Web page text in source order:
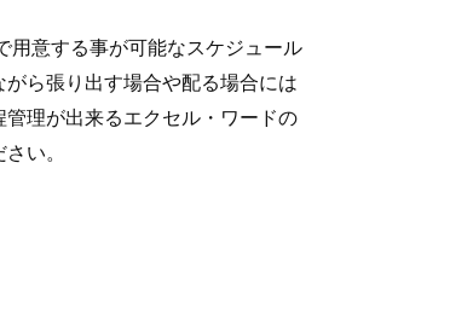
用意する事が可能なスケジュール
ら張り出す場合や配る場合には
理が出来るエクセル・ワードの
い。